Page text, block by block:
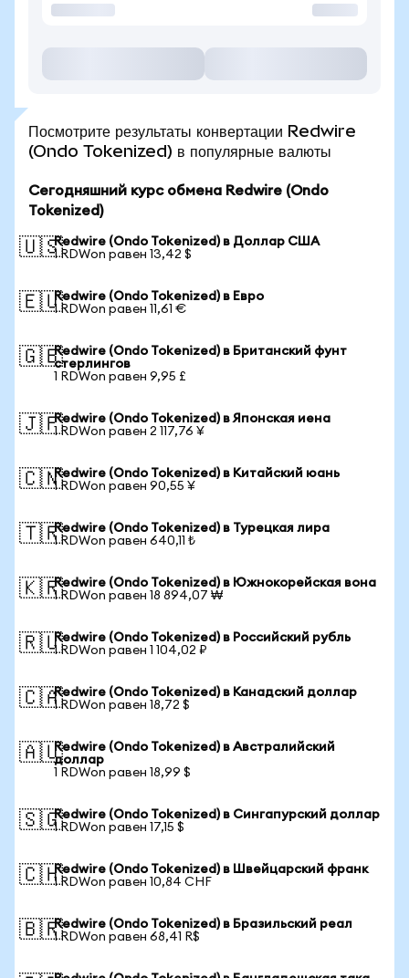
Посмотрите результаты конвертации Redwire
(Ondo Tokenized) в популярные валюты
Сегодняшний курс обмена Redwire (Ondo
Tokenized)
🇺🇸Redwire (Ondo Tokenized) в Доллар США
1 RDWon равен 13,42 $
🇪🇺Redwire (Ondo Tokenized) в Евро
1 RDWon равен 11,61 €
🇬🇧Redwire (Ondo Tokenized) в Британский фунт
стерлингов
1 RDWon равен 9,95 £
🇯🇵Redwire (Ondo Tokenized) в Японская иена
1 RDWon равен 2 117,76 ¥
🇨🇳Redwire (Ondo Tokenized) в Китайский юань
1 RDWon равен 90,55 ¥
🇹🇷Redwire (Ondo Tokenized) в Турецкая лира
1 RDWon равен 640,11 ₺
🇰🇷Redwire (Ondo Tokenized) в Южнокорейская вона
1 RDWon равен 18 894,07 ₩
🇷🇺Redwire (Ondo Tokenized) в Российский рубль
1 RDWon равен 1 104,02 ₽
🇨🇦Redwire (Ondo Tokenized) в Канадский доллар
1 RDWon равен 18,72 $
🇦🇺Redwire (Ondo Tokenized) в Австралийский
доллар
1 RDWon равен 18,99 $
🇸🇬Redwire (Ondo Tokenized) в Сингапурский доллар
1 RDWon равен 17,15 $
🇨🇭Redwire (Ondo Tokenized) в Швейцарский франк
1 RDWon равен 10,84 CHF
🇧🇷Redwire (Ondo Tokenized) в Бразильский реал
1 RDWon равен 68,41 R$